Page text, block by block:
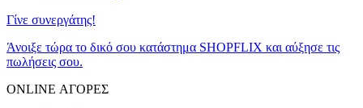
Γίνε συνεργάτης!
Άνοιξε τώρα το δικό σου κατάστημα SHOPFLIX και αύξησε τις
πωλήσεις σου.
ONLINE ΑΓΟΡΕΣ